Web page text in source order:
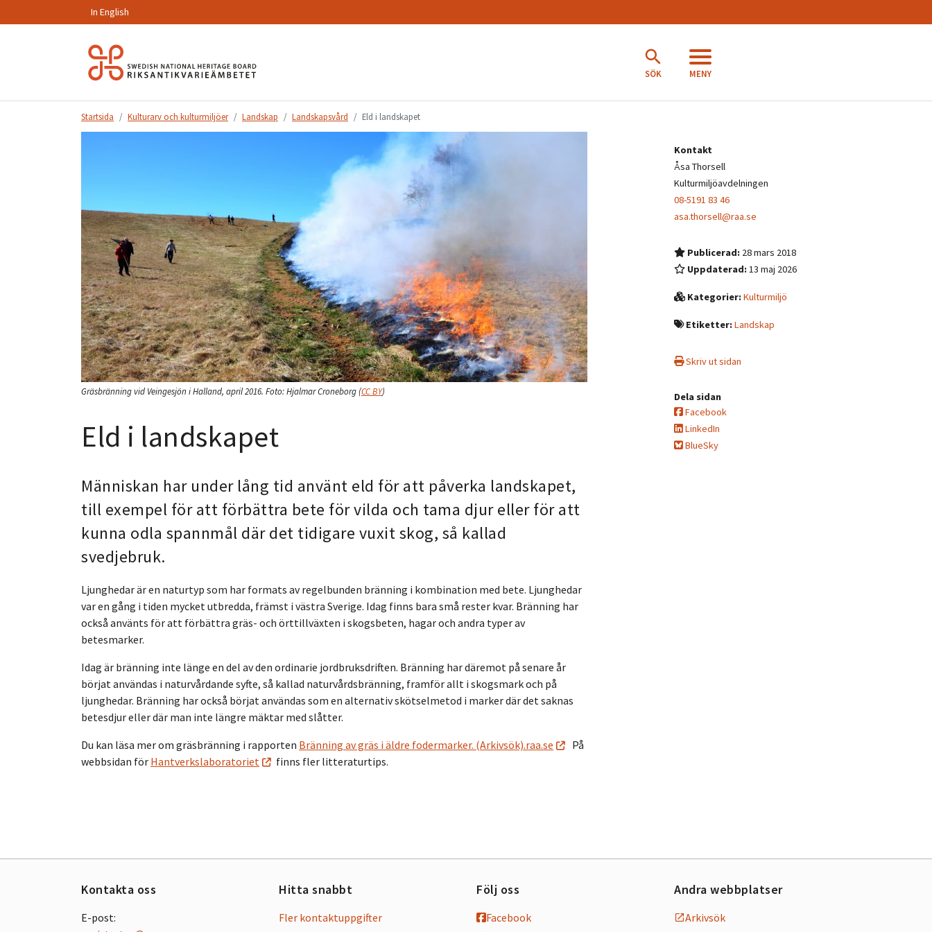
In English
SÖK MENY
Startsida Kulturarv och kulturmiljöer Landskap Landskapsvård Eld i landskapet
Gräsbränning vid Veingesjön i Halland, april 2016. Foto:Hjalmar Croneborg(CC BY)
Eld i landskapet
Människan har under lång tid använt eld för att påverka landskapet,
till exempel för att förbättra bete för vilda och tama djur eller för att
kunna odla spannmål där det tidigare vuxit skog, så kallad
svedjebruk.
Ljunghedar är en naturtyp som har formats av regelbunden bränning i kombination med bete. Ljunghedar
var en gång i tiden mycket utbredda, främst i västra Sverige. Idag finns bara små rester kvar. Bränning har
också använts för att förbättra gräs- och örttillväxten i skogsbeten, hagar och andra typer av
betesmarker.
Idag är bränning inte länge en del av den ordinarie jordbruksdriften. Bränning har däremot på senare år
börjat användas i naturvårdande syfte, så kallad naturvårdsbränning, framför allt i skogsmark och på
ljunghedar. Bränning har också börjat användas som en alternativ skötselmetod i marker där det saknas
betesdjur eller där man inte längre mäktar med slåtter.
Du kan läsa mer om gräsbränning i rapporten Bränning av gräs i äldre fodermarker. (Arkivsök).raa.se
På
webbsidan för Hantverkslaboratoriet finns fler litteraturtips.
Kontakt
Åsa Thorsell
Kulturmiljöavdelningen
08-5191 83 46
asa.thorsell@raa.se
Publicerad: 28 mars 2018
Uppdaterad:13 maj 2026
Kategorier:Kulturmiljö
Etiketter:Landskap
Skriv ut sidan
Dela sidan
Facebook
LinkedIn
BlueSky
Kontakta oss
E-post:
Hitta snabbt
Fler kontaktuppgifter
Följ oss
Facebook
Andra webbplatser
Arkivsök